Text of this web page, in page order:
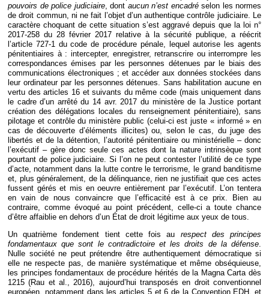
pouvoirs de police judiciaire, dont aucun n’est encadréselon les normes
de droit commun, ni ne fait l’objet d’un authentique contrôle judiciaire. Le
caractère choquant de cette situation s’est aggravé depuis que la loi n°
2017-258 du 28 février 2017 relative à la sécurité publique, a réécrit
l’article 727-1 du code de procédure pénale, lequel autorise les agents
pénitentiaires à : intercepter, enregistrer, retranscrire ou interrompre les
correspondances émises par les personnes détenues par le biais des
communications électroniques ; et accéder aux données stockées dans
leur ordinateur par les personnes détenues. Sans habilitation aucune en
vertu des articles 16 et suivants du même code (mais uniquement dans
le cadre d’un arrêté du 14 avr. 2017 du ministère de la Justice portant
création des délégations locales du renseignement pénitentiaire), sans
pilotage et contrôle du ministère public (celui-ci est juste « informé » en
cas de découverte d’éléments illicites) ou, selon le cas, du juge des
libertés et de la détention, l’autorité pénitentiaire ou ministérielle – donc
l’exécutif – gère donc seule ces actes dont la nature intrinsèque sont
pourtant de police judiciaire. Si l’on ne peut contester l’utilité de ce type
d’acte, notamment dans la lutte contre le terrorisme, le grand banditisme
et, plus généralement, de la délinquance, rien ne justifiait que ces actes
fussent gérés et mis en oeuvre entièrement par l’exécutif. L’on tentera
en vain de nous convaincre que l’efficacité est à ce prix. Bien au
contraire, comme évoqué au point précédent, celle-ci a toute chance
d’être affaiblie en dehors d’un État de droit légitime aux yeux de tous.
Un quatrième fondement tient cette fois au respect des principes
fondamentaux que sont le contradictoire et les droits de la défense.
Nulle société ne peut prétendre être authentiquement démocratique si
elle ne respecte pas, de manière systématique et même obséquieuse,
les principes fondamentaux de procédure hérités de la Magna Carta dès
1215 (Rau et al., 2016), aujourd’hui transposés en droit conventionnel
européen, notamment dans les articles 5 et 6 de la Convention EDH, et